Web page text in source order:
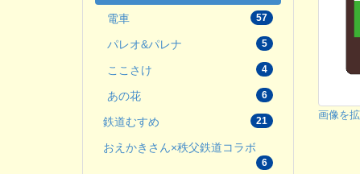
画像を
電車 57
パレオ&パレナ 5
ここさけ 4
あの花 6
鉄道むすめ 21
おえかきさん×秩父鉄道コラボ
6